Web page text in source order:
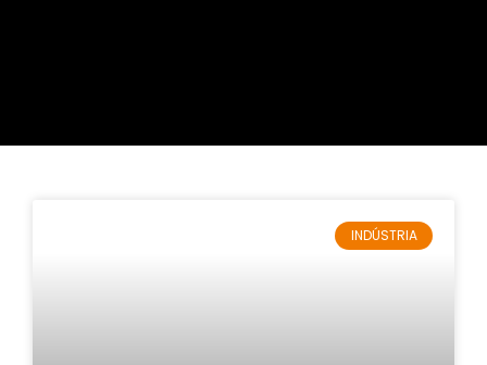
INDÚSTRIA